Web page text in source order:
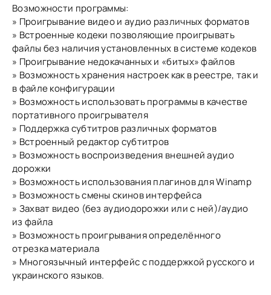
Возможности программы:
» Проигрывание видео и аудио различных форматов
» Встроенные кодеки позволяющие проигрывать
файлы без наличия установленных в системе кодеков
» Проигрывание недокачанных и «битых» файлов
» Возможность хранения настроек как в реестре, так и
в файле конфигурации
» Возможность использовать программы в качестве
портативного проигрывателя
» Поддержка субтитров различных форматов
» Встроенный редактор субтитров
» Возможность воспроизведения внешней аудио
дорожки
» Возможность использования плагинов для Winamp
» Возможность смены скинов интерфейса
» Захват видео (без аудиодорожки или с ней)/аудио
из файла
» Возможность проигрывания определённого
отрезка материала
» Многоязычный интерфейс с поддержкой русского и
украинского языков.